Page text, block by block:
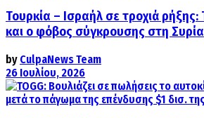
Τουρκία – Ισραήλ σε τροχιά ρήξης:
και ο φόβος σύγκρουσης στη Συρία
by CulpaNews Team
26 Ιουλίου, 2026